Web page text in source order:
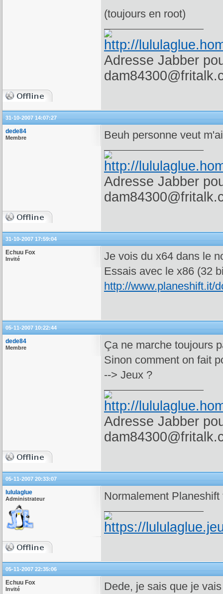
(toujours en root)
Adresse Jabber
31-10-2007 14:07:27
dede84
Membre Beuh personne veut
Adresse Jabber
31-10-2007 17:59:04
Echuu Fox
Invité
Je vois du x64 dans le
Essais avec le x86 (32
http://www.planeshift.it/
05-11-2007 10:22:44
dede84
Membre
Ça ne marche toujours
Sinon comment on fait
--> Jeux ?
Adresse Jabber
05-11-2007 20:33:07
lululaglue
Administrateur Normalement
05-11-2007 22:35:06
Echuu Fox
Invité
Dede, je sais que je